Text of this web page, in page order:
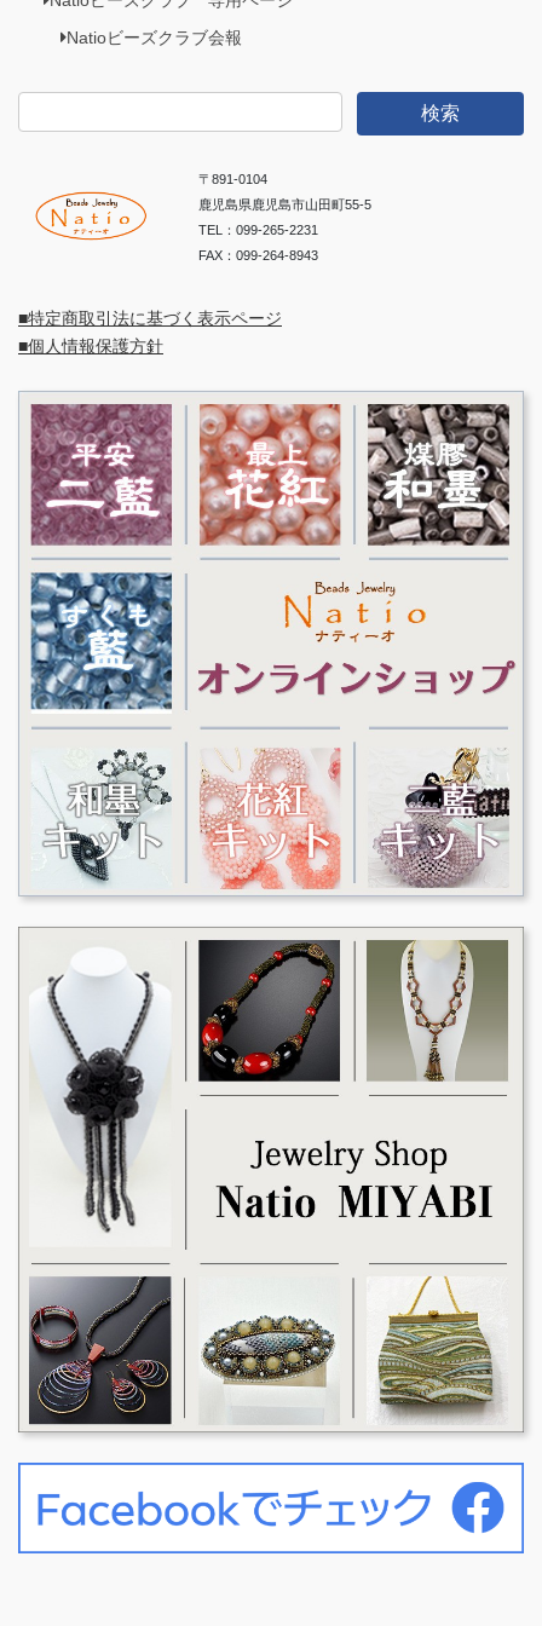
Natioビーズクラブ会報
索:
〒891-0104
鹿児島県鹿児島市山田町55-5
TEL：099-265-2231
FAX：099-264-8943
■特定商取引法に基づく表示ページ
■個人情報保護方針